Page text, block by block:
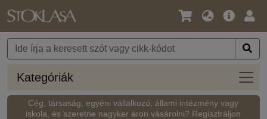
Nyelv
Pénznem
Fő
Kategóriák
Cég, társaság, egyéni vállalkozó, állami intézmény vagy
iskola, és szeretne nagyker áron vásárolni? Regisztráljon